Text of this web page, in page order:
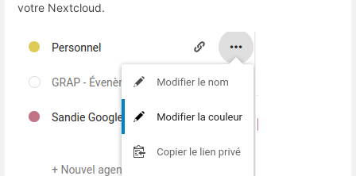
votre Nextcloud.